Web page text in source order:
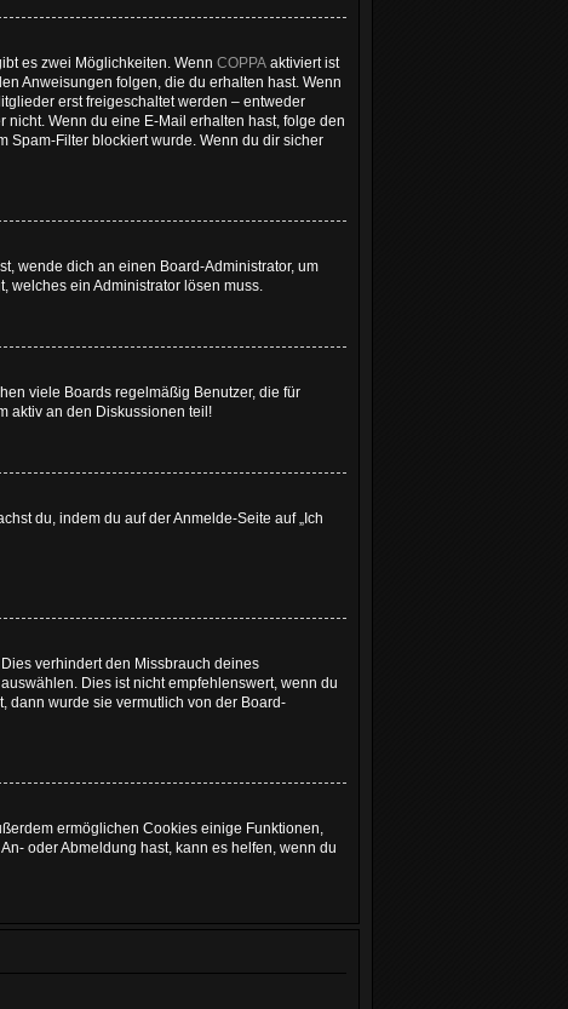
es zwei Möglichkeiten. Wenn COPPA aktiviert ist
Anweisungen folgen, die du erhalten hast. Wenn
erst freigeschaltet werden – entweder
Wenn du eine E-Mail erhalten hast, folge den
Spam-Filter blockiert wurde. Wenn du dir sicher
wende dich an einen Board-Administrator, um
welches ein Administrator lösen muss.
viele Boards regelmäßig Benutzer, die für
aktiv an den Diskussionen teil!
du, indem du auf der Anmelde-Seite auf „Ich
verhindert den Missbrauch deines
Dies ist nicht empfehlenswert, wenn du
dann wurde sie vermutlich von der Board-
ermöglichen Cookies einige Funktionen,
oder Abmeldung hast, kann es helfen, wenn du